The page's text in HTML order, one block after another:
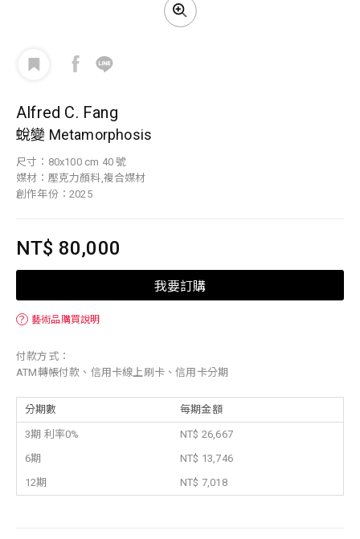
Alfred C. Fang
蛻變 Metamorphosis
尺寸：80x100 cm 40 號
媒材：壓克力顏料,複合媒材
創作年份：2025
NT$ 80,000
我要訂購
？ 藝術品購買說明
付款方式：
ATM轉帳付款、信用卡線上刷卡、信用卡分期
分期數 每期金額
3期 利率0%
NT$ 26,667
6期
NT$ 13,746
12期
NT$ 7,018